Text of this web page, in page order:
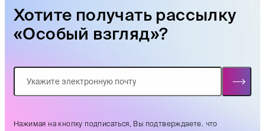
Хотите получать рассылку
«Особый взгляд»?
Нажимая на кнопку подписаться, Вы подтверждаете. что